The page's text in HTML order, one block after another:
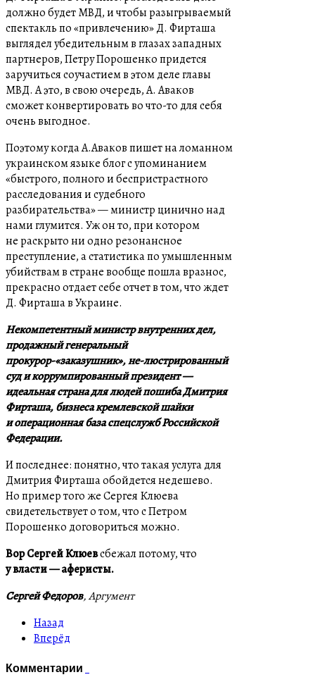
должно будет МВД, и чтобы разыгрываемый
спектакль по «привлечению» Д. Фирташа
выглядел убедительным в глазах западных
партнеров, Петру Порошенко придется
заручиться соучастием в этом деле главы
МВД. А это, в свою очередь, А. Аваков
сможет конвертировать во что-то для себя
очень выгодное.
Поэтому когда А.Аваков пишет на ломанном
украинском языке блог с упоминанием
«быстрого, полного и беспристрастного
расследования и судебного
разбирательства» — министр цинично над
нами глумится. Уж он то, при котором
не раскрыто ни одно резонансное
преступление, а статистика по умышленным
убийствам в стране вообще пошла вразнос,
прекрасно отдает себе отчет в том, что ждет
Д. Фирташа в Украине.
Некомпетентный министр внутренних дел,
продажный генеральный
прокурор-«заказушник», не-люстрированный
суд и коррумпированный президент —
идеальная страна для людей пошиба Дмитрия
Фирташа, бизнеса кремлевской шайки
и операционная база спецслужб Российской
Федерации.
И последнее: понятно, что такая услуга для
Дмитрия Фирташа обойдется недешево.
Но пример того же Сергея Клюева
свидетельствует о том, что с Петром
Порошенко договориться можно.
Вор Сергей Клюевсбежал потому, что
у власти — аферисты.
Сергей Федоров,Аргумент
Назад
Вперёд
Комментарии